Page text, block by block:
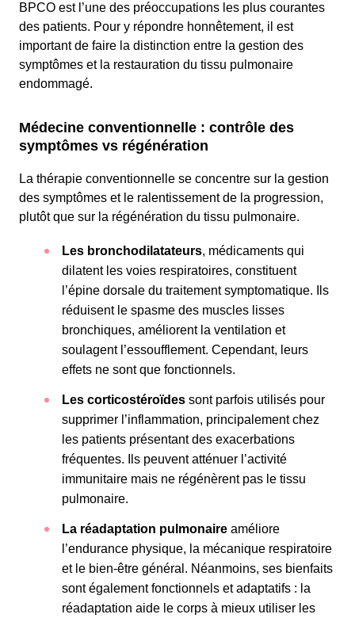
BPCO est l’une des préoccupations les plus courantes
des patients. Pour y répondre honnêtement, il est
important de faire la distinction entre la gestion des
symptômes et la restauration du tissu pulmonaire
endommagé.
Médecine conventionnelle : contrôle des
symptômes vs régénération
La thérapie conventionnelle se concentre sur la gestion
des symptômes et le ralentissement de la progression,
plutôt que sur la régénération du tissu pulmonaire.
Les bronchodilatateurs, médicaments qui
dilatent les voies respiratoires, constituent
l’épine dorsale du traitement symptomatique. Ils
réduisent le spasme des muscles lisses
bronchiques, améliorent la ventilation et
soulagent l’essoufflement. Cependant, leurs
effets ne sont que fonctionnels.
Les corticostéroïdes sont parfois utilisés pour
supprimer l’inflammation, principalement chez
les patients présentant des exacerbations
fréquentes. Ils peuvent atténuer l’activité
immunitaire mais ne régénèrent pas le tissu
pulmonaire.
La réadaptation pulmonaire améliore
l’endurance physique, la mécanique respiratoire
et le bien-être général. Néanmoins, ses bienfaits
sont également fonctionnels et adaptatifs : la
réadaptation aide le corps à mieux utiliser les